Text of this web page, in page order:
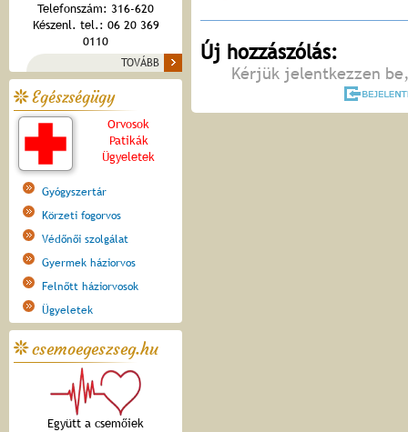
Telefonszám: 316-620
Készenl. tel.: 06 20 369
0110
TOVÁBB
Egészségügy
Orvosok
Patikák
Ügyeletek
Gyógyszertár
Körzeti fogorvos
Védőnői szolgálat
Gyermek háziorvos
Felnőtt háziorvosok
Ügyeletek
csemoegeszseg.hu
Együtt a csemőiek
Új hozzászólás:
Kérjük jelentkezzen